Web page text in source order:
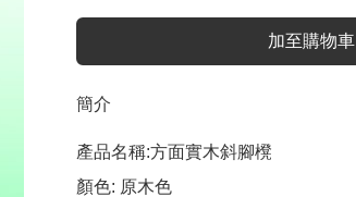
加至購物車
簡介
產品名稱:方面實木斜腳櫈
顏色: 原木色